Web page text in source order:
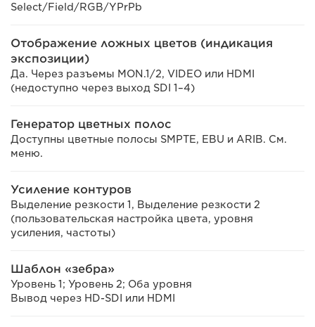
Select/Field/RGB/YPrPb
Отображение ложных цветов (индикация
экспозиции)
Да. Через разъемы MON.1/2, VIDEO или HDMI
(недоступно через выход SDI 1–4)
Генератор цветных полос
Доступны цветные полосы SMPTE, EBU и ARIB. См.
меню.
Усиление контуров
Выделение резкости 1, Выделение резкости 2
(пользовательская настройка цвета, уровня
усиления, частоты)
Шаблон «зебра»
Уровень 1; Уровень 2; Оба уровня
Вывод через HD-SDI или HDMI